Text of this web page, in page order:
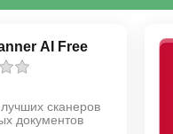
AI Free
сканеров
документов